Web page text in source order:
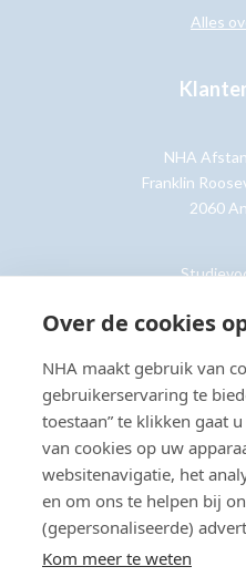
Over de cookies
NHA maakt gebruik van
gebruikerservaring te
toestaan” te klikken gaat
van cookies op uw
websitenavigatie, het
en om ons te helpen bij
(gepersonaliseerde)
Kom meer te weten
Alles
NHA
Franklin
2060
© Copyright 2026 NHA